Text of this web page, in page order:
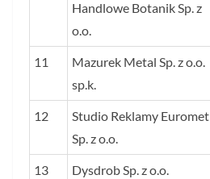
Handlowe Botanik Sp. z
o.o.
11
Mazurek Metal Sp. z o.o.
sp.k.
12
Studio Reklamy Euromet
Sp. z o.o.
13 Dysdrob Sp. z o.o.